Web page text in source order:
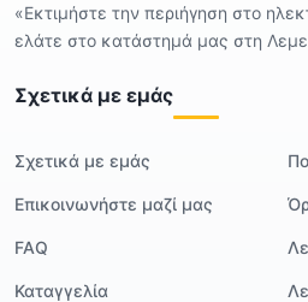
«Εκτιμήστε την περιήγηση στο
ελάτε στο κατάστημά μας στη
Σχετικά με εμάς
Σχετικά με εμάς
Επικοινωνήστε μαζί μας
FAQ
Καταγγελία